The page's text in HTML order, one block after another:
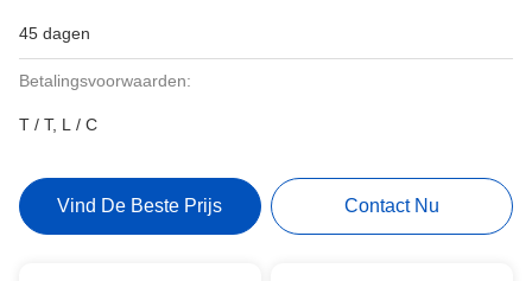
45 dagen
Betalingsvoorwaarden:
T / T, L / C
Vind De Beste Prijs Contact Nu